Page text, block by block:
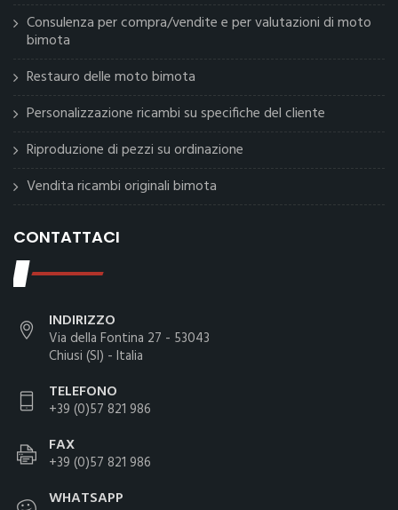
Consulenza per compra/vendite e per valutazioni di moto
bimota
Restauro delle moto bimota
Personalizzazione ricambi su specifiche del cliente
Riproduzione di pezzi su ordinazione
Vendita ricambi originali bimota
CONTATTACI
INDIRIZZO
Via della Fontina 27 - 53043
Chiusi (SI) - Italia
TELEFONO
+39 (0)57 821 986
FAX
+39 (0)57 821 986
WHATSAPP